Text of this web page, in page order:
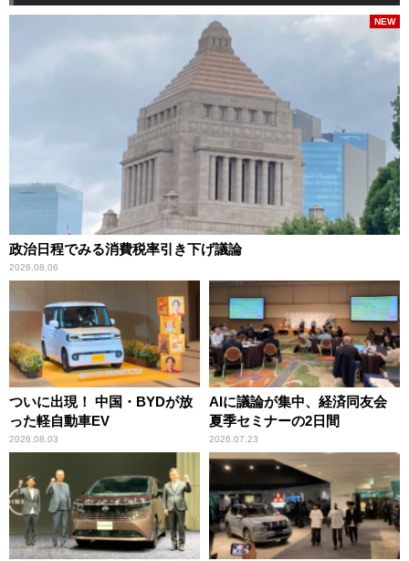
政治日程でみる消費税率引き下げ議論
2026.08.06
NEW
ついに出現！ 中国・BYDが放
った軽自動車EV
2026.08.03
AIに議論が集中、経済同友会
夏季セミナーの2日間
2026.07.23